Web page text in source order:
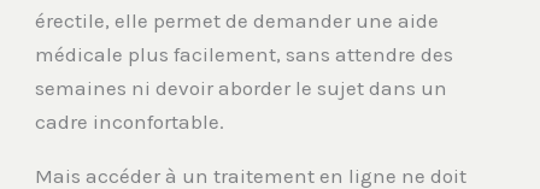
érectile, elle permet de demander une aide
médicale plus facilement, sans attendre des
semaines ni devoir aborder le sujet dans un
cadre inconfortable.
Mais accéder à un traitement en ligne ne doit